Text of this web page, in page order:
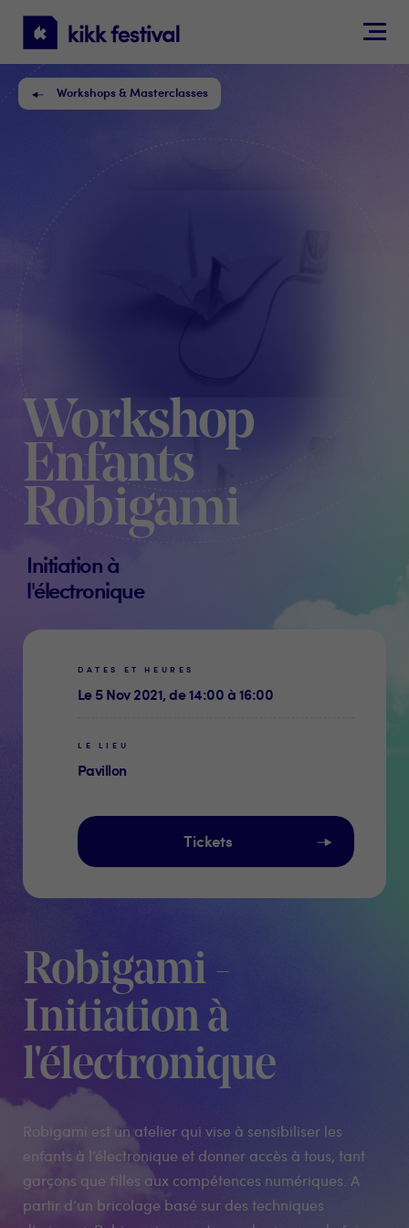
KIKK
Festival
Workshops & Masterclasses
Workshop
Enfants
Robigami
Initiation à
l'électronique
DATES ET HEURES
Le 5 Nov 2021, de 14:00 à 16:00
LE LIEU
Pavillon
Tickets
Robigami -
Initiation à
l'électronique
Robigami est un atelier qui vise à sensibiliser les
enfants à l’électronique et donner accès à tous, tant
garçons que filles aux compétences numériques. A
partir d’un bricolage basé sur des techniques